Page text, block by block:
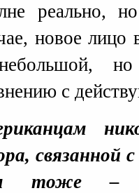
реально,
новое лицо
с
связанной
тоже –